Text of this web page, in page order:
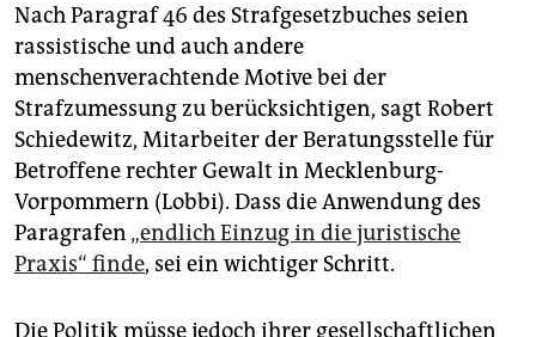
Nach Paragraf 46 des Strafgesetzbuches seien
rassistische und auch andere
menschenverachtende Motive bei der
Strafzumessung zu berücksichtigen, sagt Robert
Schiedewitz, Mitarbeiter der Beratungsstelle für
Betroffene rechter Gewalt in Mecklenburg-
Vorpommern (Lobbi). Dass die Anwendung des
Paragrafen „endlich Einzug in die juristische
Praxis“ finde, sei ein wichtiger Schritt.
Die Politik müsse jedoch ihrer gesellschaftlichen